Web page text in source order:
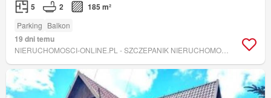
5 2 185 m²
Parking Balkon
19 dni temu